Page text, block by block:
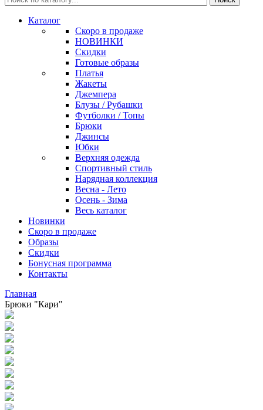
Каталог
Скоро в продаже
НОВИНКИ
Скидки
Готовые образы
Платья
Жакеты
Джемпера
Блузы / Рубашки
Футболки / Топы
Брюки
Джинсы
Юбки
Верхняя одежда
Спортивный стиль
Нарядная коллекция
Весна - Лето
Осень - Зима
Весь каталог
Новинки
Скоро в продаже
Образы
Скидки
Бонусная программа
Контакты
Главная
Брюки "Кари"